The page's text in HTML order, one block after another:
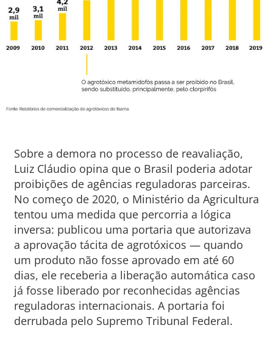
Sobre a demora no processo de reavaliação,
Luiz Cláudio opina que o Brasil poderia adotar
proibições de agências reguladoras parceiras.
No começo de 2020, o Ministério da Agricultura
tentou uma medida que percorria a lógica
inversa: publicou uma portaria que autorizava
a aprovação tácita de agrotóxicos — quando
um produto não fosse aprovado em até 60
dias, ele receberia a liberação automática caso
já fosse liberado por reconhecidas agências
reguladoras internacionais. A portaria foi
derrubada pelo Supremo Tribunal Federal.